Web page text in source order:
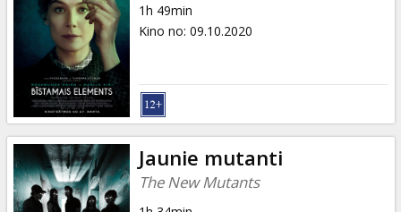
1h 49min
Kino no: 09.10.2020
Jaunie mutanti
The New Mutants